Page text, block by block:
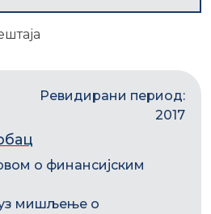
Ревидирани период:
2017
о финансијским
мишљење о